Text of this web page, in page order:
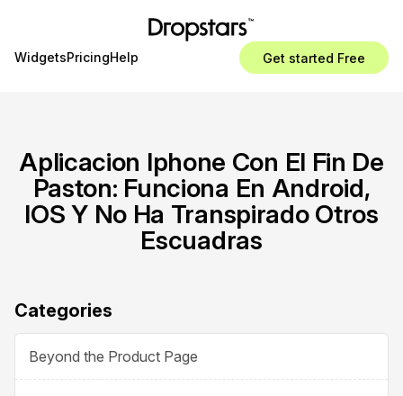
WidgetsPricingHelp Get started Free
Aplicacion Iphone Con El Fin De
Paston: Funciona En Android,
IOS Y No Ha Transpirado Otros
Escuadras
Categories
Beyond the Product Page